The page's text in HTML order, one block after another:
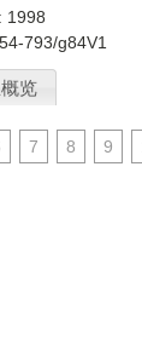
1998
793/g84V1
览
7 8 9